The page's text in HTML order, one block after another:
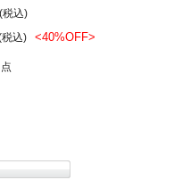
税込)
税込) <40%OFF>
点